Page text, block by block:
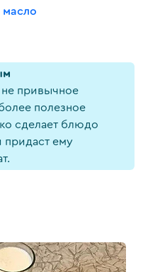
масло
привычное
полезное
сделает блюдо
придаст ему